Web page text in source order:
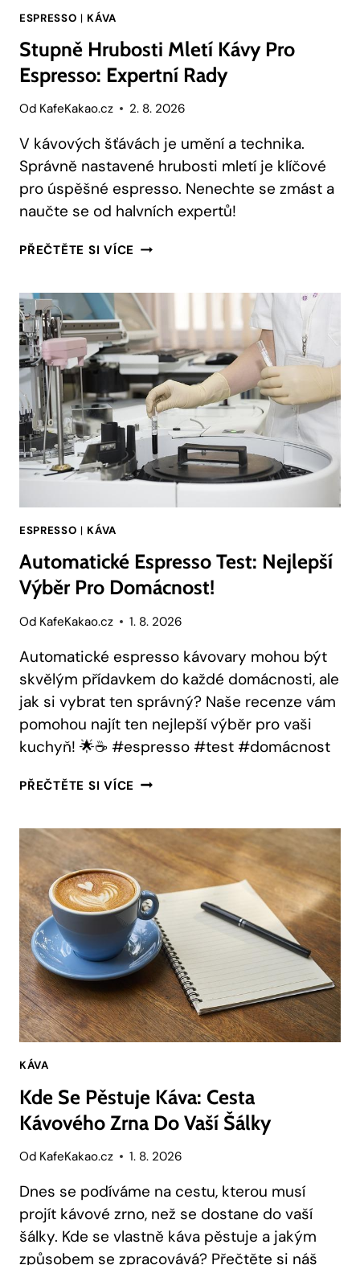
ESPRESSO | KÁVA
Stupně Hrubosti Mletí Kávy Pro
Espresso: Expertní Rady
Od KafeKakao.cz 2. 8. 2026
V kávových šťávách je umění a technika.
Správně nastavené hrubosti mletí je klíčové
pro úspěšné espresso. Nenechte se zmást a
naučte se od halvních expertů!
PŘEČTĚTE SI VÍCE STUPNĚ
KÁVY
PRO
ESPRESSO:
EXPERTNÍ
RADY
ESPRESSO | KÁVA
Automatické Espresso Test: Nejlepší
Výběr Pro Domácnost!
Od KafeKakao.cz 1. 8. 2026
Automatické espresso kávovary mohou být
skvělým přídavkem do každé domácnosti, ale
jak si vybrat ten správný? Naše recenze vám
pomohou najít ten nejlepší výběr pro vaši
kuchyň! 🌟☕ #espresso #test #domácnost
PŘEČTĚTE SI VÍCE AUTOMATICKÉ
NEJLEPŠÍ
VÝBĚR
PRO
DOMÁCNOST!
KÁVA
Kde Se Pěstuje Káva: Cesta
Kávového Zrna Do Vaší Šálky
Od KafeKakao.cz 1. 8. 2026
Dnes se podíváme na cestu, kterou musí
projít kávové zrno, než se dostane do vaší
šálky. Kde se vlastně káva pěstuje a jakým
způsobem se zpracovává? Přečtěte si náš